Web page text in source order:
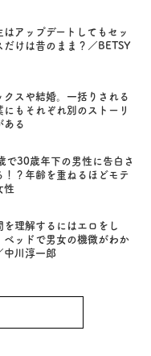
はアップデートしてもセッ
だけは昔のまま？／BETSY
クスや結婚。一括りされる
にもそれぞれ別のストーリ
ある
で30歳年下の男性に告白さ
！？年齢を重ねるほどモテ
性
を理解するにはエロをし
ベッドで男女の機微がわか
中川淳一郎